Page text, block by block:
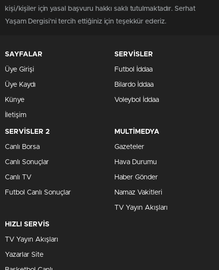
kişi/kişiler için yasal başvuru hakkı saklı tutulmaktadır. Serhat
Yaşam Dergisi'ni tercih ettiğiniz için teşekkür ederiz.
SAYFALAR
Üye Girişi
Üye Kaydı
Künye
İletişim
SERVİSLER
Futbol İddaa
Bilardo İddaa
Voleybol İddaa
SERVİSLER 2
Canlı Borsa
Canlı Sonuçlar
Canlı TV
Futbol Canlı Sonuçlar
MULTİMEDYA
Gazeteler
Hava Durumu
Haber Gönder
Namaz Vakitleri
TV Yayın Akışları
HIZLI SERVİS
TV Yayın Akışları
Yazarlar Site